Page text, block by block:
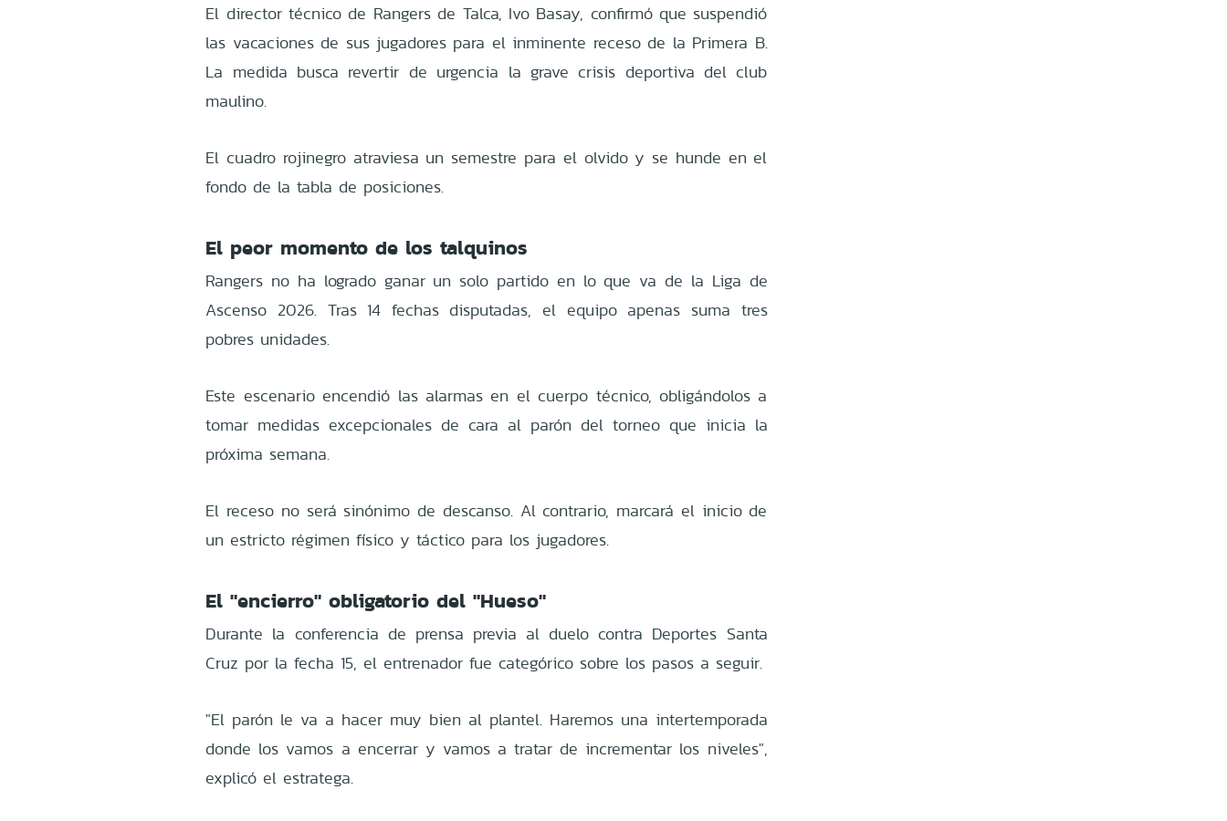
El director técnico de Rangers de Talca, Ivo Basay, confirmó que suspendió
las vacaciones de sus jugadores para el inminente receso de la Primera B.
La medida busca revertir de urgencia la grave crisis deportiva del club
maulino.
El cuadro rojinegro atraviesa un semestre para el olvido y se hunde en el
fondo de la tabla de posiciones.
El peor momento de los talquinos
Rangers no ha logrado ganar un solo partido en lo que va de la Liga de
Ascenso 2026. Tras 14 fechas disputadas, el equipo apenas suma tres
pobres unidades.
Este escenario encendió las alarmas en el cuerpo técnico, obligándolos a
tomar medidas excepcionales de cara al parón del torneo que inicia la
próxima semana.
El receso no será sinónimo de descanso. Al contrario, marcará el inicio de
un estricto régimen físico y táctico para los jugadores.
El "encierro" obligatorio del "Hueso"
Durante la conferencia de prensa previa al duelo contra Deportes Santa
Cruz por la fecha 15, el entrenador fue categórico sobre los pasos a seguir.
"El parón le va a hacer muy bien al plantel. Haremos una intertemporada
donde los vamos a encerrar y vamos a tratar de incrementar los niveles",
explicó el estratega.